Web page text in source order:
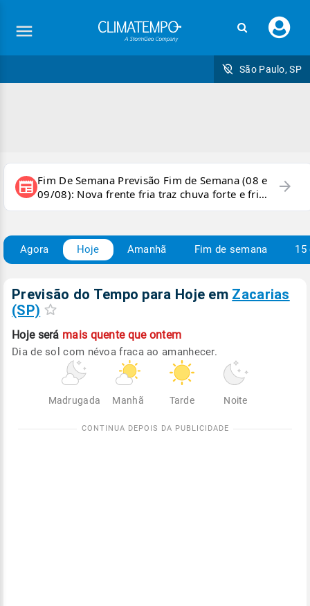
seu
São Paulo, SP
newspaper Fim De Semana Previsão Fim de Semana (08 e
09/08): Nova frente fria traz chuva forte e frio
para áreas do país
arrow_forward
Agora Hoje Amanhã Fim de semana 15
Previsão do Tempo para Hoje em Zacarias
(SP)
Hoje será mais quente que ontem
Dia de sol com névoa fraca ao amanhecer.
Madrugada Manhã Tarde Noite